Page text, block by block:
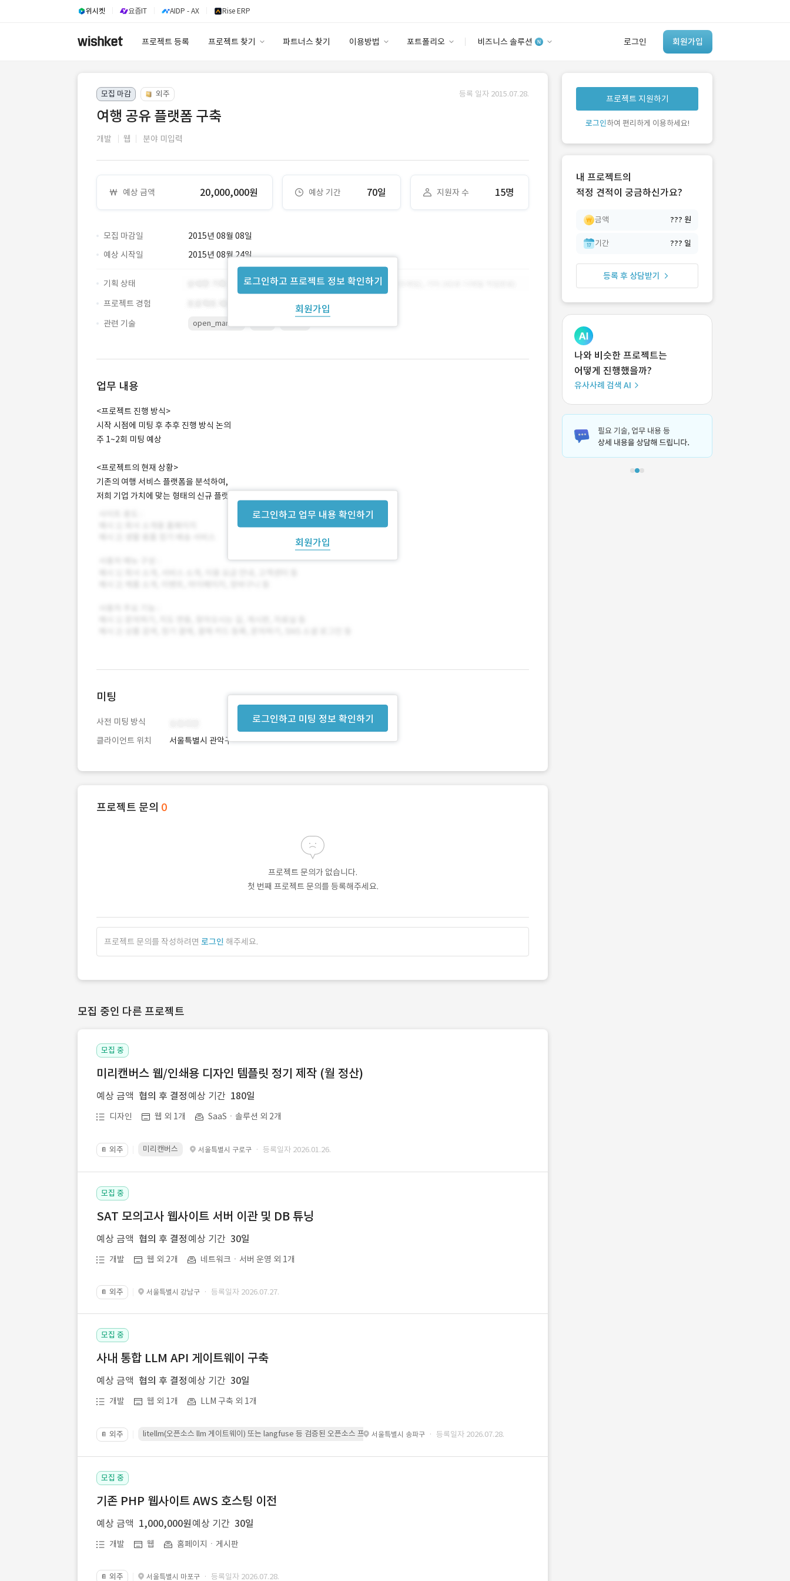
위시켓 요즘IT AIDP - AX Rise ERP
프로젝트 등록 프로젝트 찾기 파트너스 찾기 이용방법 포트폴리오 비즈니스 솔루션 로그인 회원가입
안심 코드 케어
유사사례 검색 AI
‘이런 거’ 만들어본
개발 회사 있어?
모집 마감 외주 등록 일자 2015.07.28.
여행 공유 플랫폼 구축
개발 웹 분야 미입력
예상 금액 20,000,000원 예상 기간 70일 지원자 수 15명
모집 마감일 2015년 08월 08일
로그인하고 프로젝트 정보 확인하기
회원가입
예상 시작일 2015년 08월 24일
기획 상태
프로젝트 경험
관련 기술
open_market
업무 내용
로그인하고 업무 내용 확인하기
회원가입
<프로젝트 진행 방식>
시작 시점에 미팅 후 추후 진행 방식 논의
주 1~2회 미팅 예상
<프로젝트의 현재 상황>
기존의 여행 서비스 플랫폼을 분석하여,
저희 기업 가치에 맞는 형태의 신규 플랫폼을 구축하고자 합니다.
로그인하고 미팅 정보 확인하기
미팅
사전 미팅 방식
클라이언트 위치
서울특별시 관악구
프로젝트 문의 0
프로젝트 문의가 없습니다.
첫 번째 프로젝트 문의를 등록해주세요.
프로젝트 문의를 작성하려면 로그인 해주세요.
모집 중인 다른 프로젝트
모집 중
미리캔버스 웹/인쇄용 디자인 템플릿 정기 제작 (월 정산)
예상 금액 협의 후 결정 예상 기간 180일
디자인 웹 외 1개 SaaSㆍ솔루션 외 2개
📔 외주 미리캔버스 서울특별시 구로구 · 등록일자 2026.01.26.
모집 중
SAT 모의고사 웹사이트 서버 이관 및 DB 튜닝
예상 금액 협의 후 결정 예상 기간 30일
개발 웹 외 2개 네트워크ㆍ서버 운영 외 1개
📔 외주 서울특별시 강남구 · 등록일자 2026.07.27.
모집 중
사내 통합 LLM API 게이트웨이 구축
예상 금액 협의 후 결정 예상 기간 30일
개발 웹 외 1개 LLM 구축 외 1개
📔 외주 litellm(오픈소스 llm 게이트웨이) 또는 langfuse 등 검증된 오픈소스 프레임워크를 기반으로 시스템을 구축
서울특별시 송파구 · 등록일자 2026.07.28.
모집 중
기존 PHP 웹사이트 AWS 호스팅 이전
예상 금액 1,000,000원 예상 기간 30일
개발 웹 홈페이지ㆍ게시판
📔 외주 서울특별시 마포구 · 등록일자 2026.07.28.
프로젝트 지원하기
로그인하여 편리하게 이용하세요!
내 프로젝트의
적정 견적이 궁금하신가요?
금액 ??? 원
기간 ??? 일
등록 후 상담받기
나와 비슷한 프로젝트는
어떻게 진행했을까?
유사사례 검색 AI